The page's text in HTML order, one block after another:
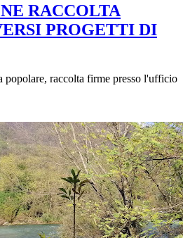
RACCOLTA
PROGETTI DI
popolare, raccolta firme presso l'ufficio